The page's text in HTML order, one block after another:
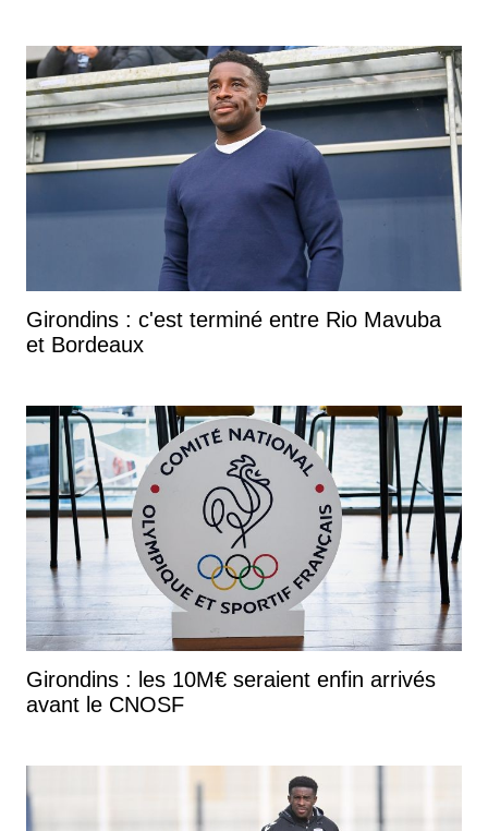
Girondins : c'est terminé entre Rio Mavuba
et Bordeaux
Girondins : les 10M€ seraient enfin arrivés
avant le CNOSF